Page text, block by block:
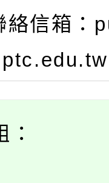
絡信箱：